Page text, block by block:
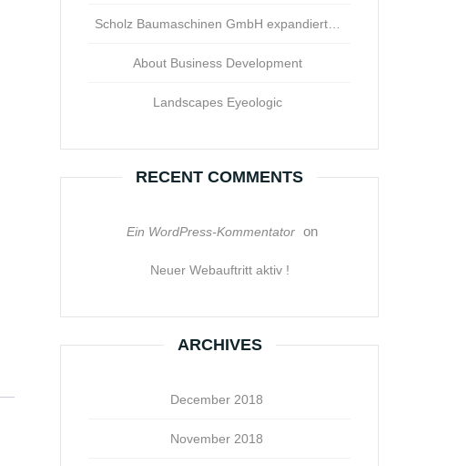
Scholz Baumaschinen GmbH expandiert…
About Business Development
Landscapes Eyeologic
RECENT COMMENTS
Ein WordPress-Kommentator on
Neuer Webauftritt aktiv !
ARCHIVES
December 2018
November 2018